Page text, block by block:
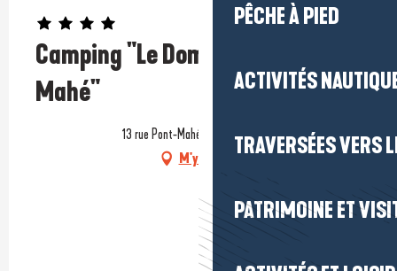
PÊCHE À PIED
ACTIVITÉS
TRAVERSÉES VERS
PATRIMOINE ET
Camping "Le Domaine de Pont-
Mahé"
Prestataire engagé dans une démarche environnementale
13 rue Pont-Mahé, 44410 Assérac
M'y rendre